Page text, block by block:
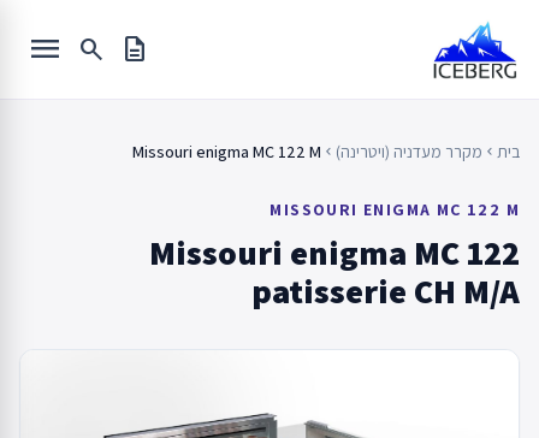
content
description
search
menu
בית chevron_left מקרר מעדניה (ויטרינה) chevron_left
Missouri enigma MC 122 M
MISSOURI ENIGMA MC 122 M
Missouri enigma MC 122
patisserie CH M/A